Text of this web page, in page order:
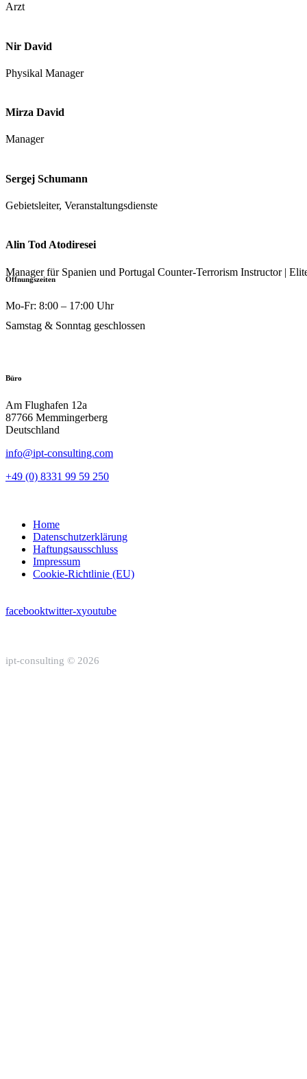
Arzt
Nir David
Physikal Manager
Mirza David
Manager
Sergej Schumann
Gebietsleiter, Veranstaltungsdienste
Alin Tod Atodiresei
Manager für Spanien und Portugal Counter-Terrorism Instructor |
Öffnungszeiten
Mo-Fr: 8:00 – 17:00 Uhr
Samstag & Sonntag geschlossen
Büro
Am Flughafen 12a
87766 Memmingerberg
Deutschland
info@ipt-consulting.com
+49 (0) 8331 99 59 250
Home
Datenschutzerklärung
Haftungsausschluss
Impressum
Cookie-Richtlinie (EU)
facebooktwitter-xyoutube
ipt-consulting © 2026